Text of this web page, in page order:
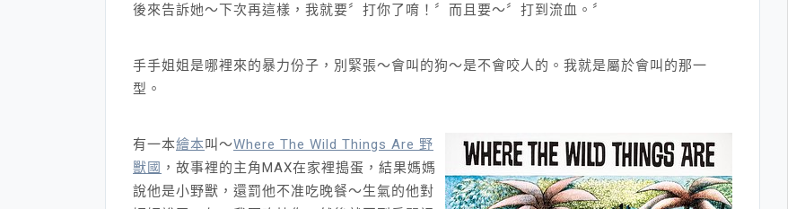
後來告訴她～下次再這樣，我就要〞打你了唷！〞而且要～〞打到流血。〞
手手姐姐是哪裡來的暴力份子，別緊張～會叫的狗～是不會咬人的。我就是屬於會叫的那一
型。
有一本繪本叫～Where The Wild Things Are 野
獸國 ，故事裡的主角MAX在家裡搗蛋，結果媽媽
說他是小野獸，還罰他不准吃晚餐～生氣的他對